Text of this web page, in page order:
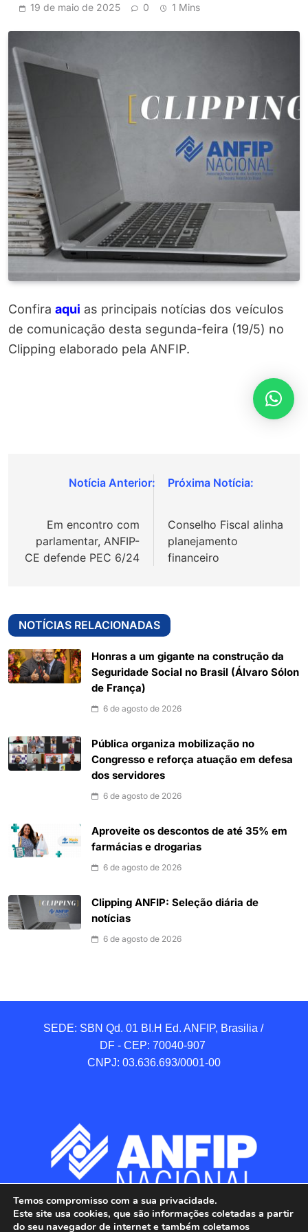
19 de maio de 2025 0 1 Mins
Confira aqui as principais notícias dos veículos
de comunicação desta segunda-feira (19/5) no
Clipping elaborado pela ANFIP.
Navegação
Post
Em encontro com
parlamentar, ANFIP-
CE defende PEC 6/24
Conselho Fiscal alinha
planejamento
financeiro
NOTÍCIAS RELACIONADAS
Honras a um gigante na construção da
Seguridade Social no Brasil (Álvaro Sólon
de França)
6 de agosto de 2026
Pública organiza mobilização no
Congresso e reforça atuação em defesa
dos servidores
6 de agosto de 2026
Aproveite os descontos de até 35% em
farmácias e drogarias
6 de agosto de 2026
Clipping ANFIP: Seleção diária de
notícias
6 de agosto de 2026
SEDE: SBN Qd. 01 BI.H Ed. ANFIP, Brasilia /
DF - CEP: 70040-907
CNPJ: 03.636.693/0001-00
Temos compromisso com a sua privacidade.
Este site usa cookies, que são informações coletadas a partir
do seu navegador de internet e também coletamos